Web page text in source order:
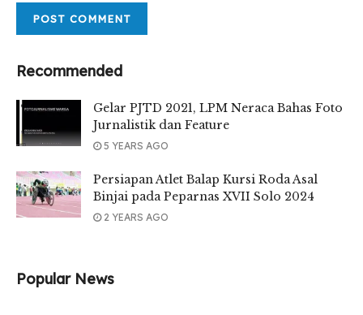
Recommended
Gelar PJTD 2021, LPM Neraca Bahas Foto
Jurnalistik dan Feature
5 YEARS AGO
Persiapan Atlet Balap Kursi Roda Asal
Binjai pada Peparnas XVII Solo 2024
2 YEARS AGO
Popular News